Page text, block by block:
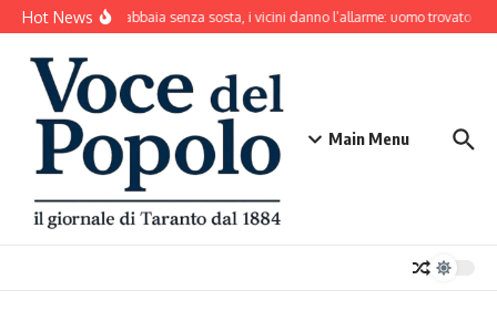
Salta al contenuto
Hot NewsIl cane abbaia senza sosta, i vicini danno l’allarme: uomo trovato
Main Menu